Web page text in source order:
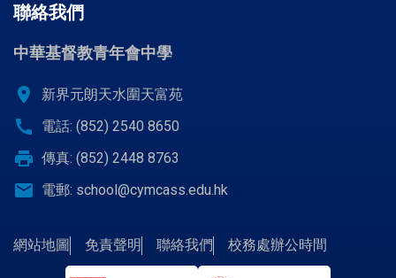
聯絡我們
中華基督教青年會中學
location_on 新界元朗天水圍天富苑
call 電話: (852) 2540 8650
print 傳真: (852) 2448 8763
email 電郵: school@cymcass.edu.hk
網站地圖 免責聲明 聯絡我們 校務處辦公時間